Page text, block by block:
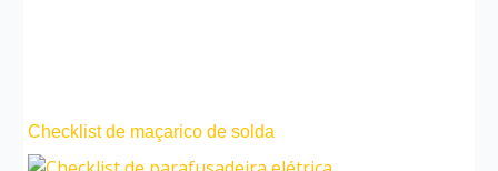
Checklist de maçarico de solda